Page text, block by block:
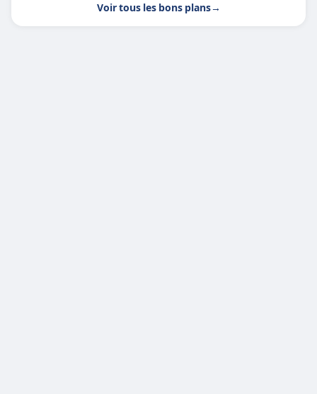
Voir tous les bons plans→